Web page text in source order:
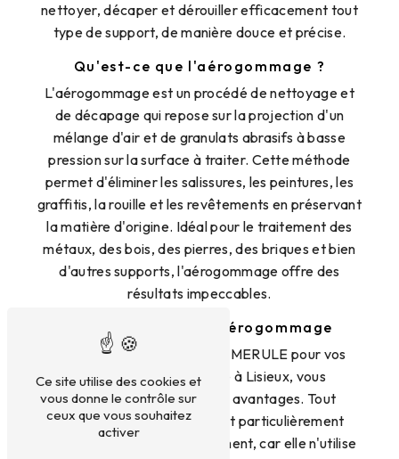
nettoyer, décaper et dérouiller efficacement tout
type de support, de manière douce et précise.
Qu'est-ce que l'aérogommage ?
L'aérogommage est un procédé de nettoyage et
de décapage qui repose sur la projection d'un
mélange d'air et de granulats abrasifs à basse
pression sur la surface à traiter. Cette méthode
permet d'éliminer les salissures, les peintures, les
graffitis, la rouille et les revêtements en préservant
la matière d'origine. Idéal pour le traitement des
métaux, des bois, des pierres, des briques et bien
d'autres supports, l'aérogommage offre des
résultats impeccables.
Les avantages de l'aérogommage
En faisant appel à FRANCE MERULE pour vos
travaux d'aérogommage à Lisieux, vous
bénéficierez de nombreux avantages. Tout
d'abord, cette technique est particulièrement
respectueuse de l'environnement, car elle n'utilise
Ce site utilise des cookies et
vous donne le contrôle sur
ceux que vous souhaitez
activer